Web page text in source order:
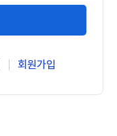
회원가입